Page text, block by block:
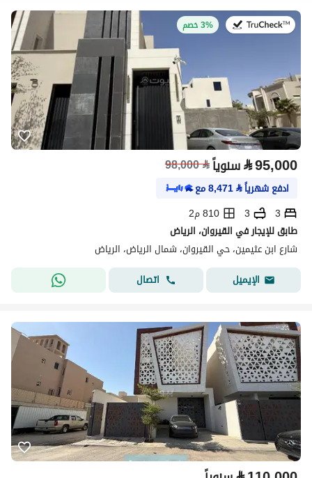
في:17 يوليو 20263% خصم
⃁95,000 سنوياً⃁
98,000
ادفع شهرياً⃁
8,471مع
3
3
810 م2
طابق للإيجار في القيروان، الرياض
شارع ابن عثيمين، حي القيروان، شمال الرياض، الرياض
الإيميل
اتصال